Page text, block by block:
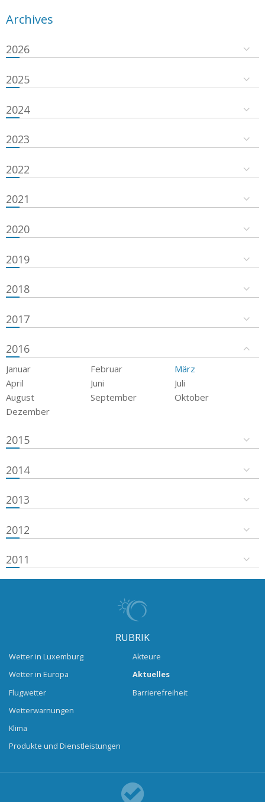
Archives
2026
2025
2024
2023
2022
2021
2020
2019
2018
2017
2016
Januar Februar
März
April
Juni
Juli
August
September
Oktober
Dezember
2015
2014
2013
2012
2011
RUBRIK
Wetter in Luxemburg
Wetter in Europa
Flugwetter
Wetterwarnungen
Klima
Produkte und Dienstleistungen
Akteure
Aktuelles
Barrierefreiheit